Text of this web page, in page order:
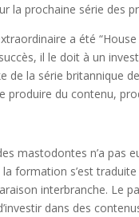
la prochaine série des
a été
il le doit à un
de la série britannique
produire du contenu,
mastodontes n’a
la formation s’est
interbranche. Le
dans des